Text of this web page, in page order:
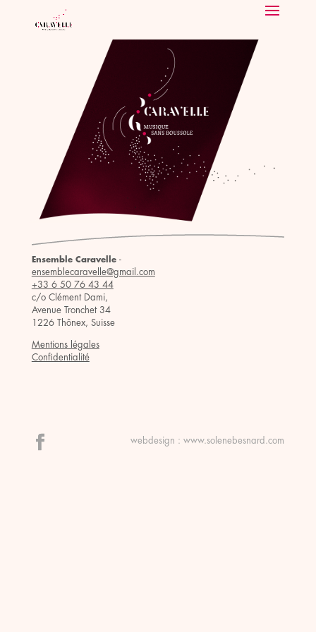
Ensemble Caravelle-
ensemblecaravelle@gmail.com
+33 6 50 76 43 44
c/o Clément Dami,
Avenue Tronchet 34
1226 Thônex, Suisse
Mentions légales
Confidentialité
webdesign :www.solenebesnard.com